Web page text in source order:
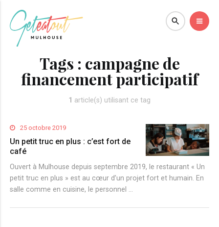
Tags : campagne de
financement participatif
1 article(s) utilisant ce tag
25 octobre 2019
Un petit truc en plus : c’est fort de
café
Ouvert à Mulhouse depuis septembre 2019, le restaurant « Un
petit truc en plus » est au cœur d’un projet fort et humain. En
salle comme en cuisine, le personnel …